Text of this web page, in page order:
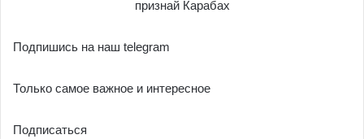
Подпишись на наш telegram
Только самое важное и интересное
Подписаться